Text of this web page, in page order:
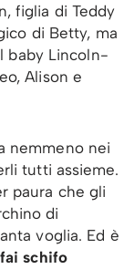
figlia di Teddy
di Betty, ma
baby Lincoln-
Alison e
nemmeno nei
tutti assieme.
paura che gli
di
voglia. Ed è
schifo